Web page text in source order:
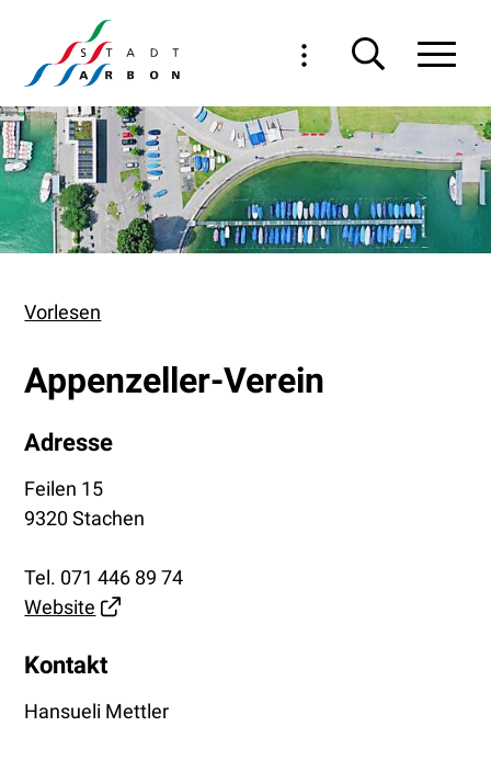
Navigieren in Arbon
Schnellnavigation
Vorlesen
Appenzeller-Verein
Adresse
Feilen 15
9320 Stachen
Tel. 071 446 89 74
Website
Kontakt
Hansueli Mettler